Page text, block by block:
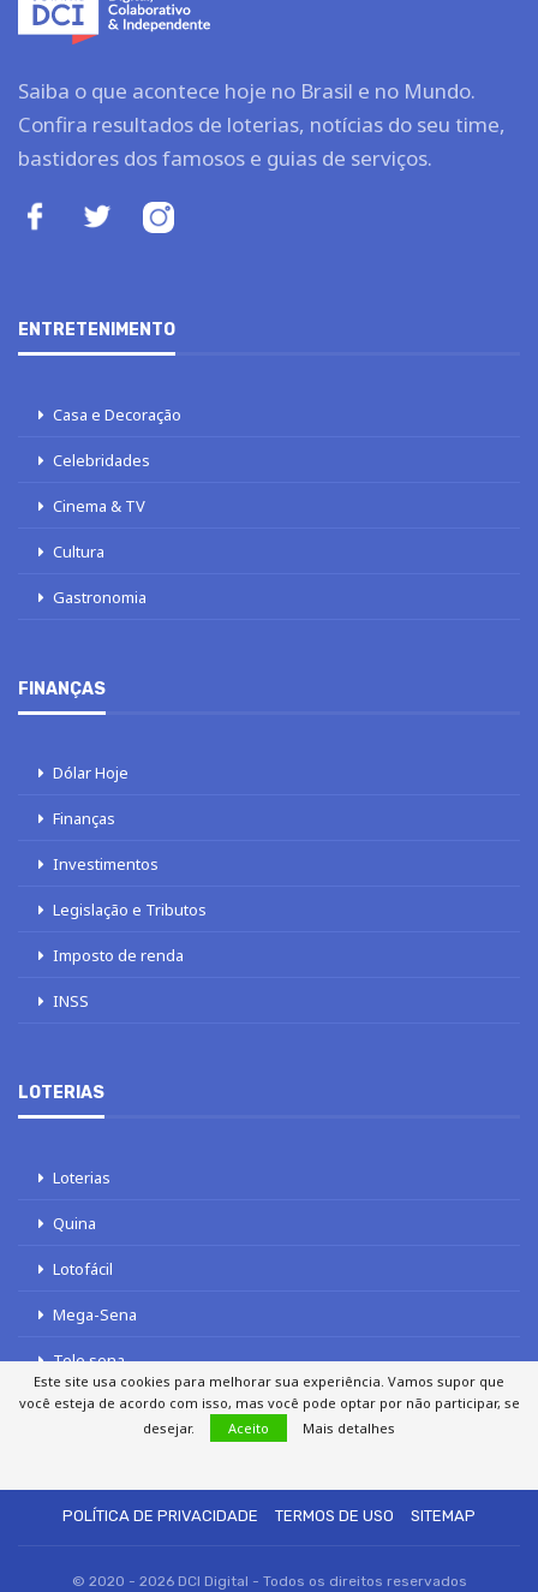
Saiba o que acontece hoje no Brasil e no Mundo.
Confira resultados de loterias, notícias do seu time,
bastidores dos famosos e guias de serviços.
ENTRETENIMENTO
Casa e Decoração
Celebridades
Cinema & TV
Cultura
Gastronomia
FINANÇAS
Dólar Hoje
Finanças
Investimentos
Legislação e Tributos
Imposto de renda
INSS
LOTERIAS
Loterias
Quina
Lotofácil
Mega-Sena
Tele sena
POLÍTICA DE PRIVACIDADE
TERMOS DE USO SITEMAP
© 2020 - 2026 DCI Digital - Todos os direitos reservados
Este site usa cookies para melhorar sua experiência. Vamos supor que
você esteja de acordo com isso, mas você pode optar por não participar, se
desejar.
Aceito Mais detalhes